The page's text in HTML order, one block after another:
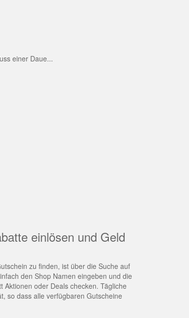
einer Daue...
einlösen und Geld
zu finden, ist über die Suche auf
den Shop Namen eingeben und die
Aktionen oder Deals checken. Tägliche
so dass alle verfügbaren Gutscheine